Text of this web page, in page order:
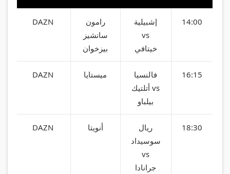
14:00
إشبيلية
vs
خيتافي
رامون
سانشيز
بيزخوان
DAZN
16:15
فالنسيا
vs أتلتيك
بيلباو
ميستايا DAZN
18:30
ريال
سوسيداد
vs
جرانادا
أنويتا DAZN